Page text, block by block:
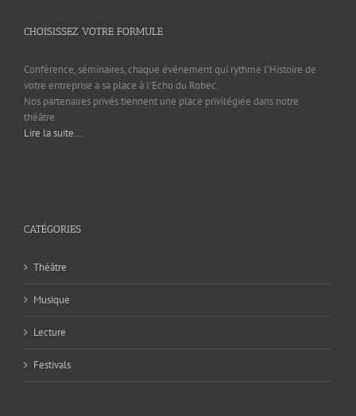
CHOISISSEZ VOTRE FORMULE
Conférence, séminaires, chaque événement qui rythme l’Histoire de
votre entreprise a sa place à l’Echo du Robec.
Nos partenaires privés tiennent une place privilégiée dans notre
théâtre.
Lire la suite...
CATÉGORIES
Théâtre
Musique
Lecture
Festivals